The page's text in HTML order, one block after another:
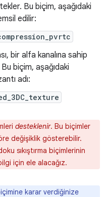
Bu biçim, aşağıdaki
edilir:
bir alfa kanalına sahip
biçim, aşağıdaki
adı:
desteklenir. Bu biçimler
değişiklik gösterebilir.
sıkıştırma biçimlerinin
için ele alacağız.
karar verdiğinize